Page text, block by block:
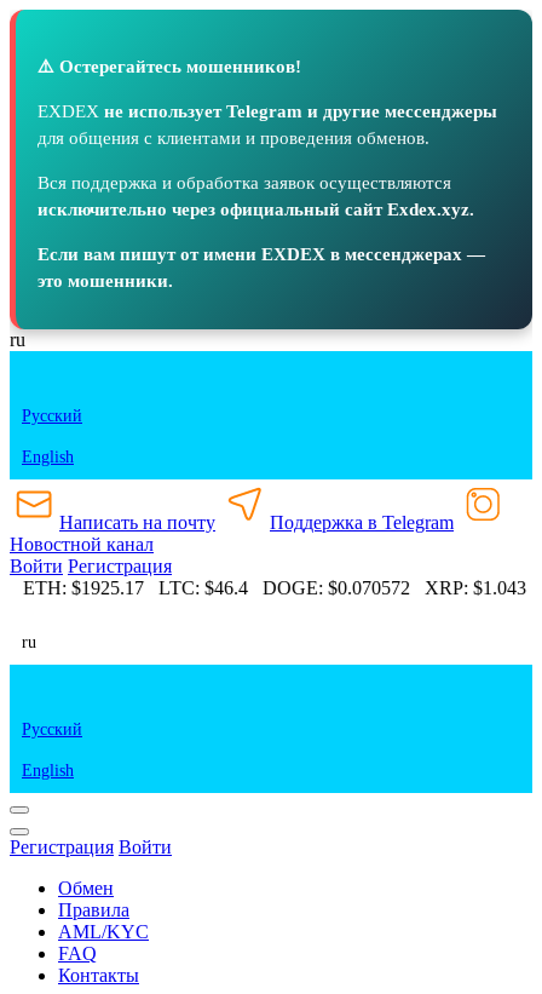
⚠️ Остерегайтесь мошенников!
EXDEX не использует Telegram и другие мессенджеры
для общения с клиентами и проведения обменов.
Вся поддержка и обработка заявок осуществляются
исключительно через официальный сайт Exdex.xyz.
Если вам пишут от имени EXDEX в мессенджерах —
это мошенники.
ru
Русский
English
Написать на почту
Поддержка в Telegram
Новостной канал
Войти Регистрация
ETH:$1925.17 LTC:$46.4 DOGE:$0.070572 XRP:$1.043
ru
Русский
English
Регистрация Войти
Обмен
Правила
AML/KYC
FAQ
Контакты